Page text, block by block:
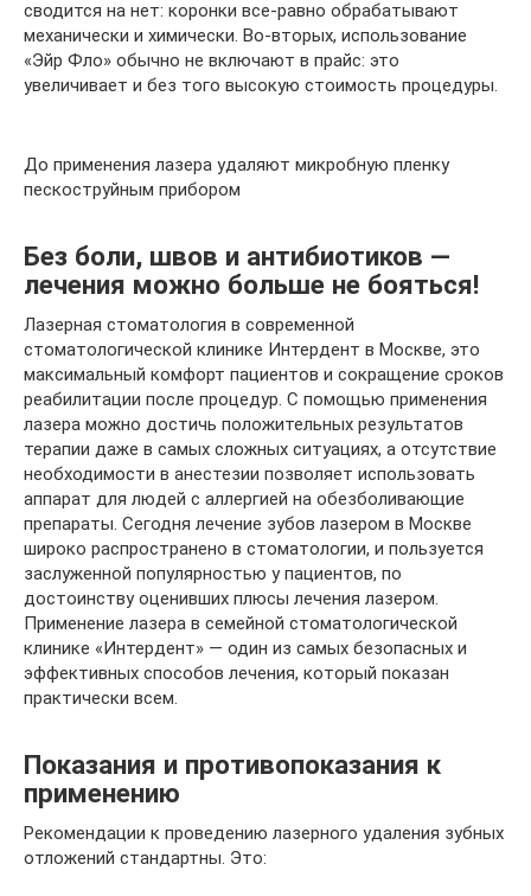
сводится на нет: коронки все-равно обрабатывают
механически и химически. Во-вторых, использование
«Эйр Фло» обычно не включают в прайс: это
увеличивает и без того высокую стоимость процедуры.
До применения лазера удаляют микробную пленку
пескоструйным прибором
Без боли, швов и антибиотиков —
лечения можно больше не бояться!
Лазерная стоматология в современной
стоматологической клинике Интердент в Москве, это
максимальный комфорт пациентов и сокращение сроков
реабилитации после процедур. С помощью применения
лазера можно достичь положительных результатов
терапии даже в самых сложных ситуациях, а отсутствие
необходимости в анестезии позволяет использовать
аппарат для людей с аллергией на обезболивающие
препараты. Сегодня лечение зубов лазером в Москве
широко распространено в стоматологии, и пользуется
заслуженной популярностью у пациентов, по
достоинству оценивших плюсы лечения лазером.
Применение лазера в семейной стоматологической
клинике «Интердент» — один из самых безопасных и
эффективных способов лечения, который показан
практически всем.
Показания и противопоказания к
применению
Рекомендации к проведению лазерного удаления зубных
отложений стандартны. Это: